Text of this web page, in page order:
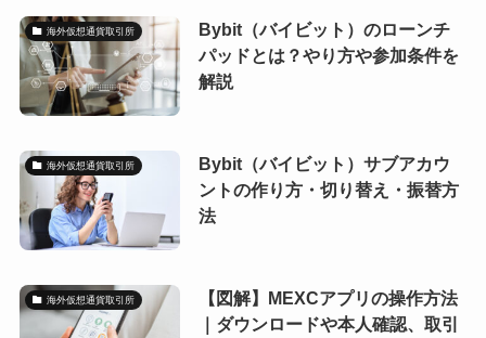
海外仮想通貨取引所
Bybit（バイビット）のローンチ
パッドとは？やり方や参加条件を
解説
海外仮想通貨取引所
Bybit（バイビット）サブアカウ
ントの作り方・切り替え・振替方
法
海外仮想通貨取引所
【図解】MEXCアプリの操作方法
｜ダウンロードや本人確認、取引